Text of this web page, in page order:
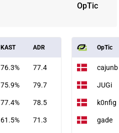
OpTic
KAST ADR
76.3% 77.4
75.9% 79.7
77.4% 78.5
61.5% 71.3
OpTic
cajunb
JUGi
k0nfig
gade